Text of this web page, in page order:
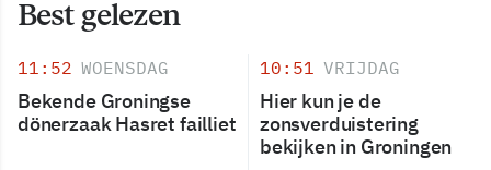
Best gelezen
11:52 WOENSDAG
Bekende Groningse
dönerzaak Hasret failliet
10:51 VRIJDAG
Hier kun je de
zonsverduistering
bekijken in Groningen